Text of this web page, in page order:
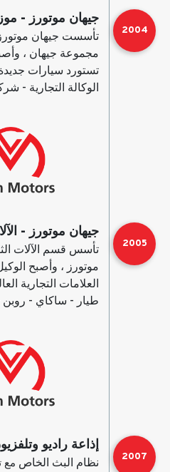
2004
جيهان موتورز -
تأسست جيهان
مجموعة جيهان ،
تستورد سيارات
الوكالة التجارية -
2005
جيهان موتورز -
تأسس قسم الآلات
موتورز ، وأصبح
العلامات التجارية
طيار - ساكاي - روبن
2007
إذاعة راديو
نظام البث الخاص مع